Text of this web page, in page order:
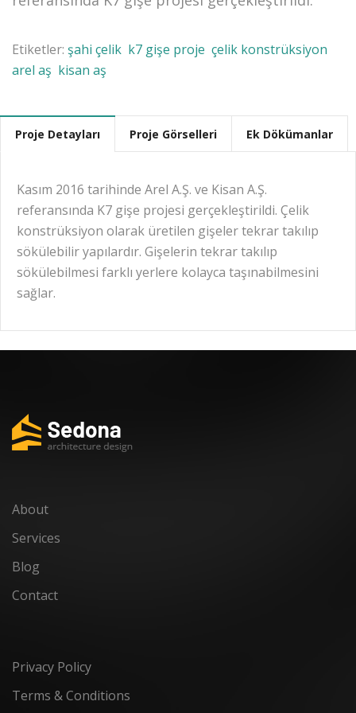
Etiketler: şahi çelik k7 gişe proje çelik konstrüksiyon
arel aş kisan aş
Proje Detayları Proje Görselleri Ek Dökümanlar
Kasım 2016 tarihinde Arel A.Ş. ve Kisan A.Ş.
referansında K7 gişe projesi gerçekleştirildi. Çelik
konstrüksiyon olarak üretilen gişeler tekrar takılıp
sökülebilir yapılardır. Gişelerin tekrar takılıp
sökülebilmesi farklı yerlere kolayca taşınabilmesini
sağlar.
About
Services
Blog
Contact
Privacy Policy
Terms & Conditions